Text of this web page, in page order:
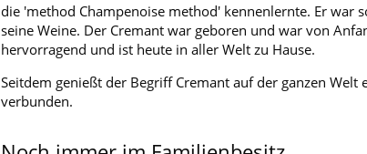
die 'method Champenoise method' kennenlernte. Er war
seine Weine. Der Cremant war geboren und war von
hervorragend und ist heute in aller Welt zu Hause.
Seitdem genießt der Begriff Cremant auf der ganzen
verbunden.